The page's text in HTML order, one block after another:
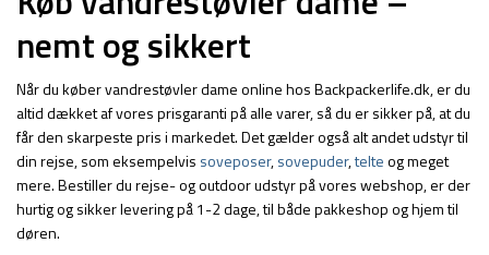
nemt og sikkert
Når du køber vandrestøvler dame online hos Backpackerlife.dk, er du
altid dækket af vores prisgaranti på alle varer, så du er sikker på, at du
får den skarpeste pris i markedet. Det gælder også alt andet udstyr til
din rejse, som eksempelvis soveposer,sovepuder,telteog meget
mere. Bestiller du rejse- og outdoor udstyr på vores webshop, er der
hurtig og sikker levering på 1-2 dage, til både pakkeshop og hjem til
døren.